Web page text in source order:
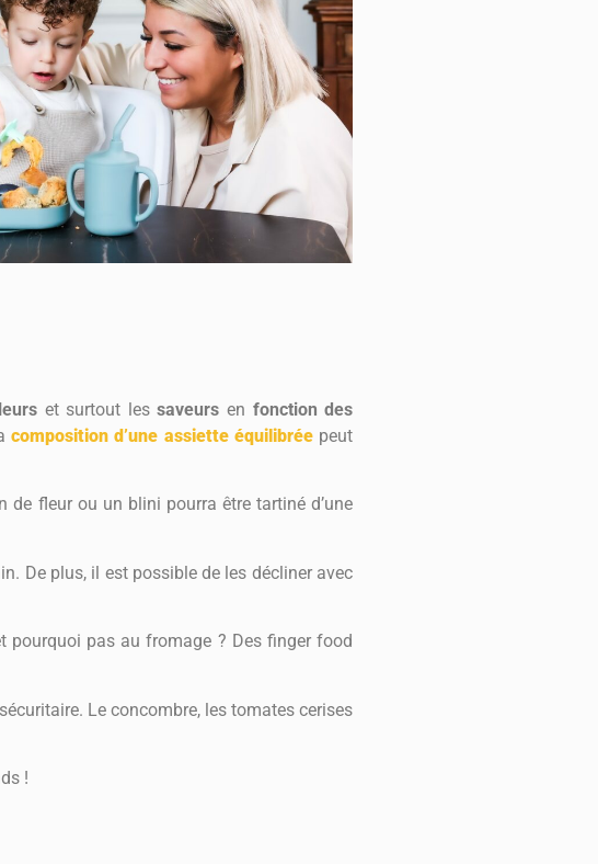
et surtout lessaveurs en fonction des
composition d’une assiette équilibréepeut
de fleur ou un blini pourra être tartiné d’une
De plus, il est possible de les décliner avec
pourquoi pas au fromage ? Des finger food
Le concombre, les tomates cerises
!